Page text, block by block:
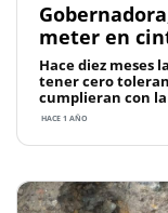
meter en
Hace diez meses
tener cero
cumplieran con
HACE 1 AÑO